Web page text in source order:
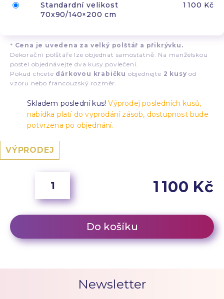
Standardní velikost
70x90/140×200 cm
1 100 Kč
* Cena je uvedena za velký polštář a přikrývku.
Dekorační polštáře lze objednat samostatně. Na manželskou
postel objednávejte dva kusy povlečení.
Pokud chcete dárkovou krabičku objednejte 2 kusy od
vzoru nebo francouzský rozměr.
Skladem poslední kus!Výprodej posledních kusů,
nabídka platí do vyprodání zásob, dostupnost bude
potvrzena po objednání.
VÝPRODEJ
1 100 Kč
Do košíku
Newsletter